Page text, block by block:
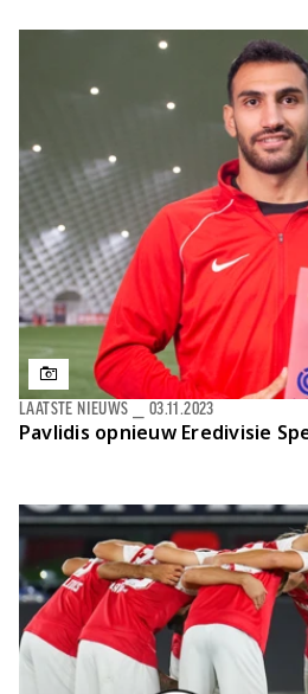
Pavlidis opnieuw Eredivisie
LAATSTE NIEUWS 03.11.2023